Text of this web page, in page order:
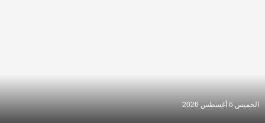
الخميس 6 أغسطس 2026